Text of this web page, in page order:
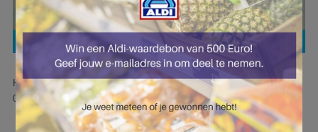
Hier is pagina 30 van 47 pagina's van de Aldi folder, geldig van
03.02.2025 tot 09.02.2025.